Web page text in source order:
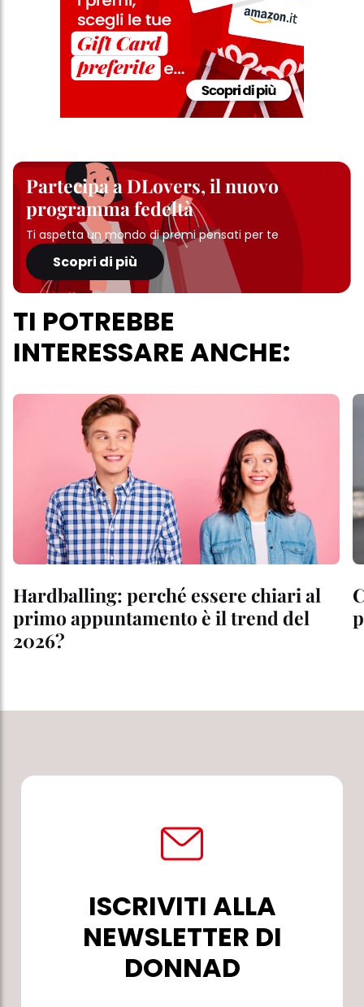
Partecipa a DLovers, il nuovo
programma fedeltà
Ti aspetta un mondo di premi pensati per te
Scopri di più
TI POTREBBE
INTERESSARE ANCHE:
Hardballing: perché essere chiari al
primo appuntamento è il trend del
2026?
ISCRIVITI ALLA
NEWSLETTER DI
DONNAD